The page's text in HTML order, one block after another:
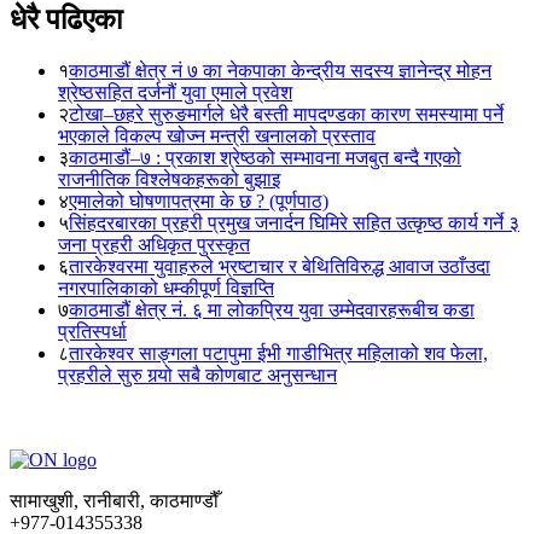
धेरै पढिएका
१काठमाडौं क्षेत्र नं ७ का नेकपाका केन्द्रीय सदस्य ज्ञानेन्द्र मोहन
श्रेष्ठसहित दर्जनौं युवा एमाले प्रवेश
२टोखा–छहरे सुरुङमार्गले धेरै बस्ती मापदण्डका कारण समस्यामा पर्ने
भएकाले विकल्प खोज्न मन्त्री खनालको प्रस्ताव
३काठमाडौं–७ : प्रकाश श्रेष्ठको सम्भावना मजबुत बन्दै गएको
राजनीतिक विश्लेषकहरूको बुझाइ
४एमालेको घोषणापत्रमा के छ ? (पूर्णपाठ)
५सिंहदरबारका प्रहरी प्रमुख जनार्दन घिमिरे सहित उत्कृष्ठ कार्य गर्ने ३
जना प्रहरी अधिकृत पुरस्कृत
६तारकेश्वरमा युवाहरुले भ्रष्टाचार र बेथितिविरुद्ध आवाज उठाँउदा
नगरपालिकाको धम्कीपूर्ण विज्ञप्ति
७काठमाडौं क्षेत्र नं. ६ मा लोकप्रिय युवा उम्मेदवारहरूबीच कडा
प्रतिस्पर्धा
८तारकेश्वर साङ्गला पटापुमा ईभी गाडीभित्र महिलाको शव फेला,
प्रहरीले सुरु गर्‍यो सबै कोणबाट अनुसन्धान
सामाखुशी, रानीबारी, काठमाण्डौँ
+977-014355338